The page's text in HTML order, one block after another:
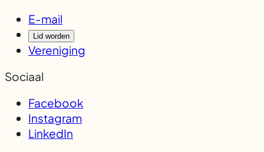
E-mail
Lid worden
Vereniging
Sociaal
Facebook
Instagram
LinkedIn